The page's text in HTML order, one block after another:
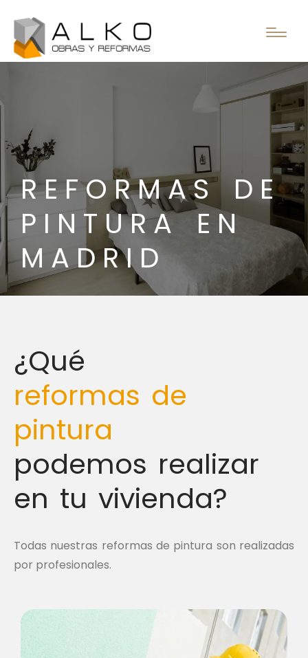
REFORMAS DE
PINTURA EN
MADRID
¿Qué
reformas de
pintura
podemos realizar
en tu vivienda?
Todas nuestras reformas de pintura son realizadas
por profesionales.